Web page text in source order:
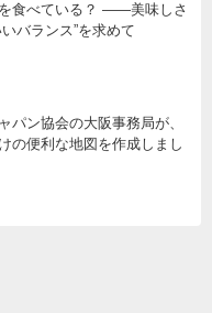
食べている？ ――美味しさ
バランス”を求めて
パン協会の大阪事務局が、
の便利な地図を作成しまし